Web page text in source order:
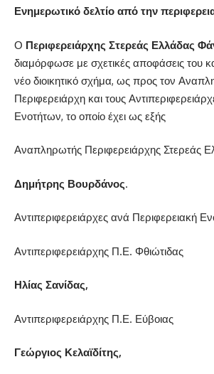
Ενημερωτικό δελτίο από την
Ο Περιφερειάρχης Στερεάς Ελλάδας
διαμόρφωσε με σχετικές αποφάσεις του
νέο διοικητικό σχήμα, ως προς τον
Περιφερειάρχη και τους
Ενοτήτων, το οποίο έχει ως εξής
Αναπληρωτής Περιφερειάρχης Στερεάς
Δημήτρης Βουρδάνος.
Αντιπεριφερειάρχες ανά Περιφερειακή
Αντιπεριφερειάρχης Π.Ε. Φθιώτιδας
Ηλίας Σανίδας,
Αντιπεριφερειάρχης Π.Ε. Εύβοιας
Γεώργιος Κελαϊδίτης,